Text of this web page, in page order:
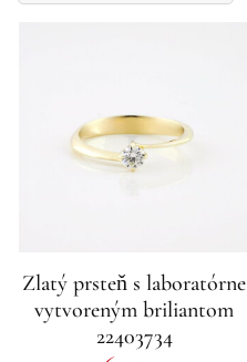
Zlatý prsteň s laboratórne
vytvoreným briliantom
22403734